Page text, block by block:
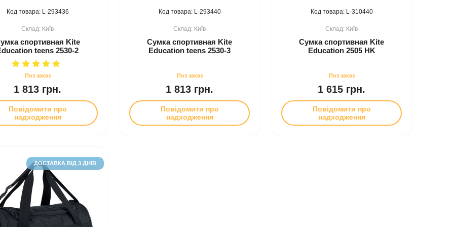
293436
Київ
спортивная Kite
teens 2530-2
1 813 грн.
Повідомити про
надходження
293440
Київ
Сумка спортивная Kite
Education teens 2530-3
1 813 грн.
Повідомити про
надходження
310440
Київ
Сумка спортивная Kite
Education 2505 HK
1 615 грн.
Повідомити про
надходження
ДОСТАВКА ВІД 3 ДНІВ